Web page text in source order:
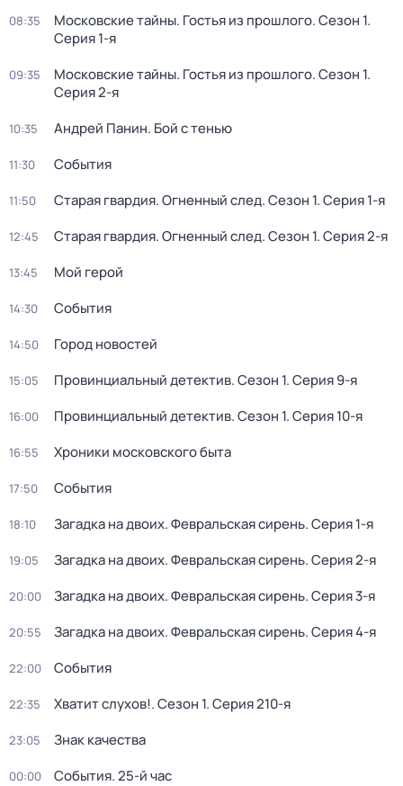
08:35 Московские тайны. Гостья из прошлого. Сезон 1.
Серия 1-я
09:35 Московские тайны. Гостья из прошлого. Сезон 1.
Серия 2-я
10:35 Андрей Панин. Бой с тенью
11:30 События
11:50 Старая гвардия. Огненный след. Сезон 1. Серия 1-я
12:45 Старая гвардия. Огненный след. Сезон 1. Серия 2-я
13:45 Мой герой
14:30 События
14:50 Город новостей
15:05 Провинциальный детектив. Сезон 1. Серия 9-я
16:00 Провинциальный детектив. Сезон 1. Серия 10-я
16:55 Хроники московского быта
17:50 События
18:10 Загадка на двоих. Февральская сирень. Серия 1-я
19:05 Загадка на двоих. Февральская сирень. Серия 2-я
20:00 Загадка на двоих. Февральская сирень. Серия 3-я
20:55 Загадка на двоих. Февральская сирень. Серия 4-я
22:00 События
22:35 Хватит слухов!. Сезон 1. Серия 210-я
23:05 Знак качества
00:00 События. 25-й час